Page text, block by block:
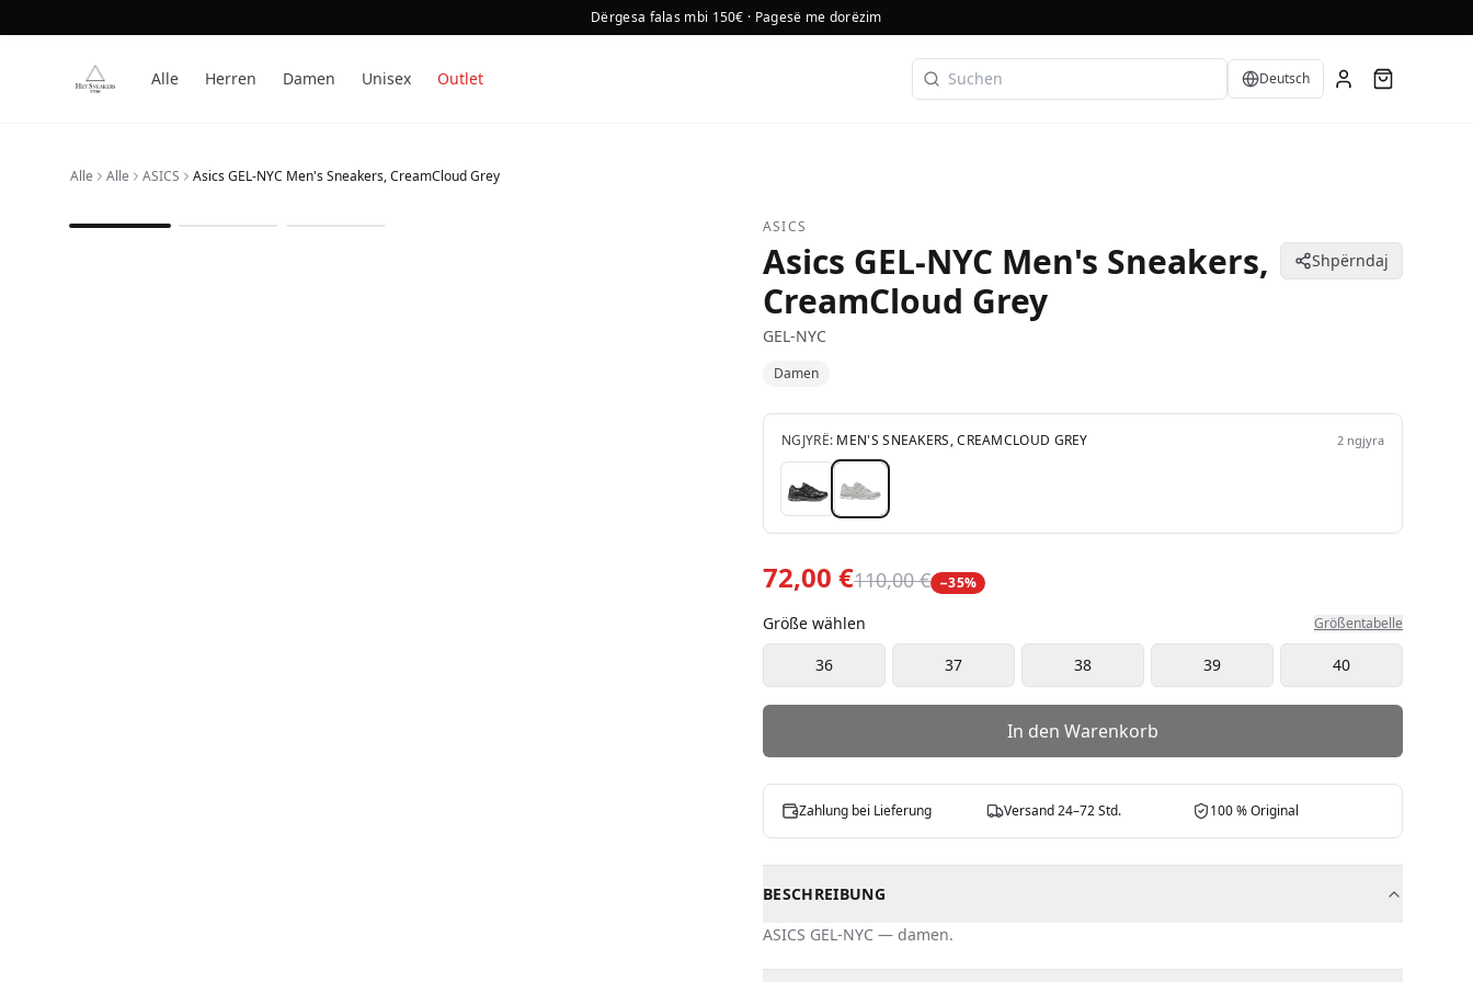
Dërgesa falas mbi 150€ · Pagesë me dorëzim
Alle Herren Damen Unisex Outlet Language
Deutsch
Alle Alle ASICS Asics GEL-NYC Men's Sneakers, CreamCloud Grey
ASICS
Asics GEL-NYC Men's Sneakers,
CreamCloud Grey
Shpërndaj
GEL-NYC
Damen
NGJYRË: MEN'S SNEAKERS, CREAMCLOUD GREY 2 ngjyra
72,00 €110,00 € −35%
Größe wählen Größentabelle
36 37 38 39 40
In den Warenkorb
Zahlung bei Lieferung Versand 24–72 Std. 100 % Original
BESCHREIBUNG
ASICS GEL-NYC — damen.